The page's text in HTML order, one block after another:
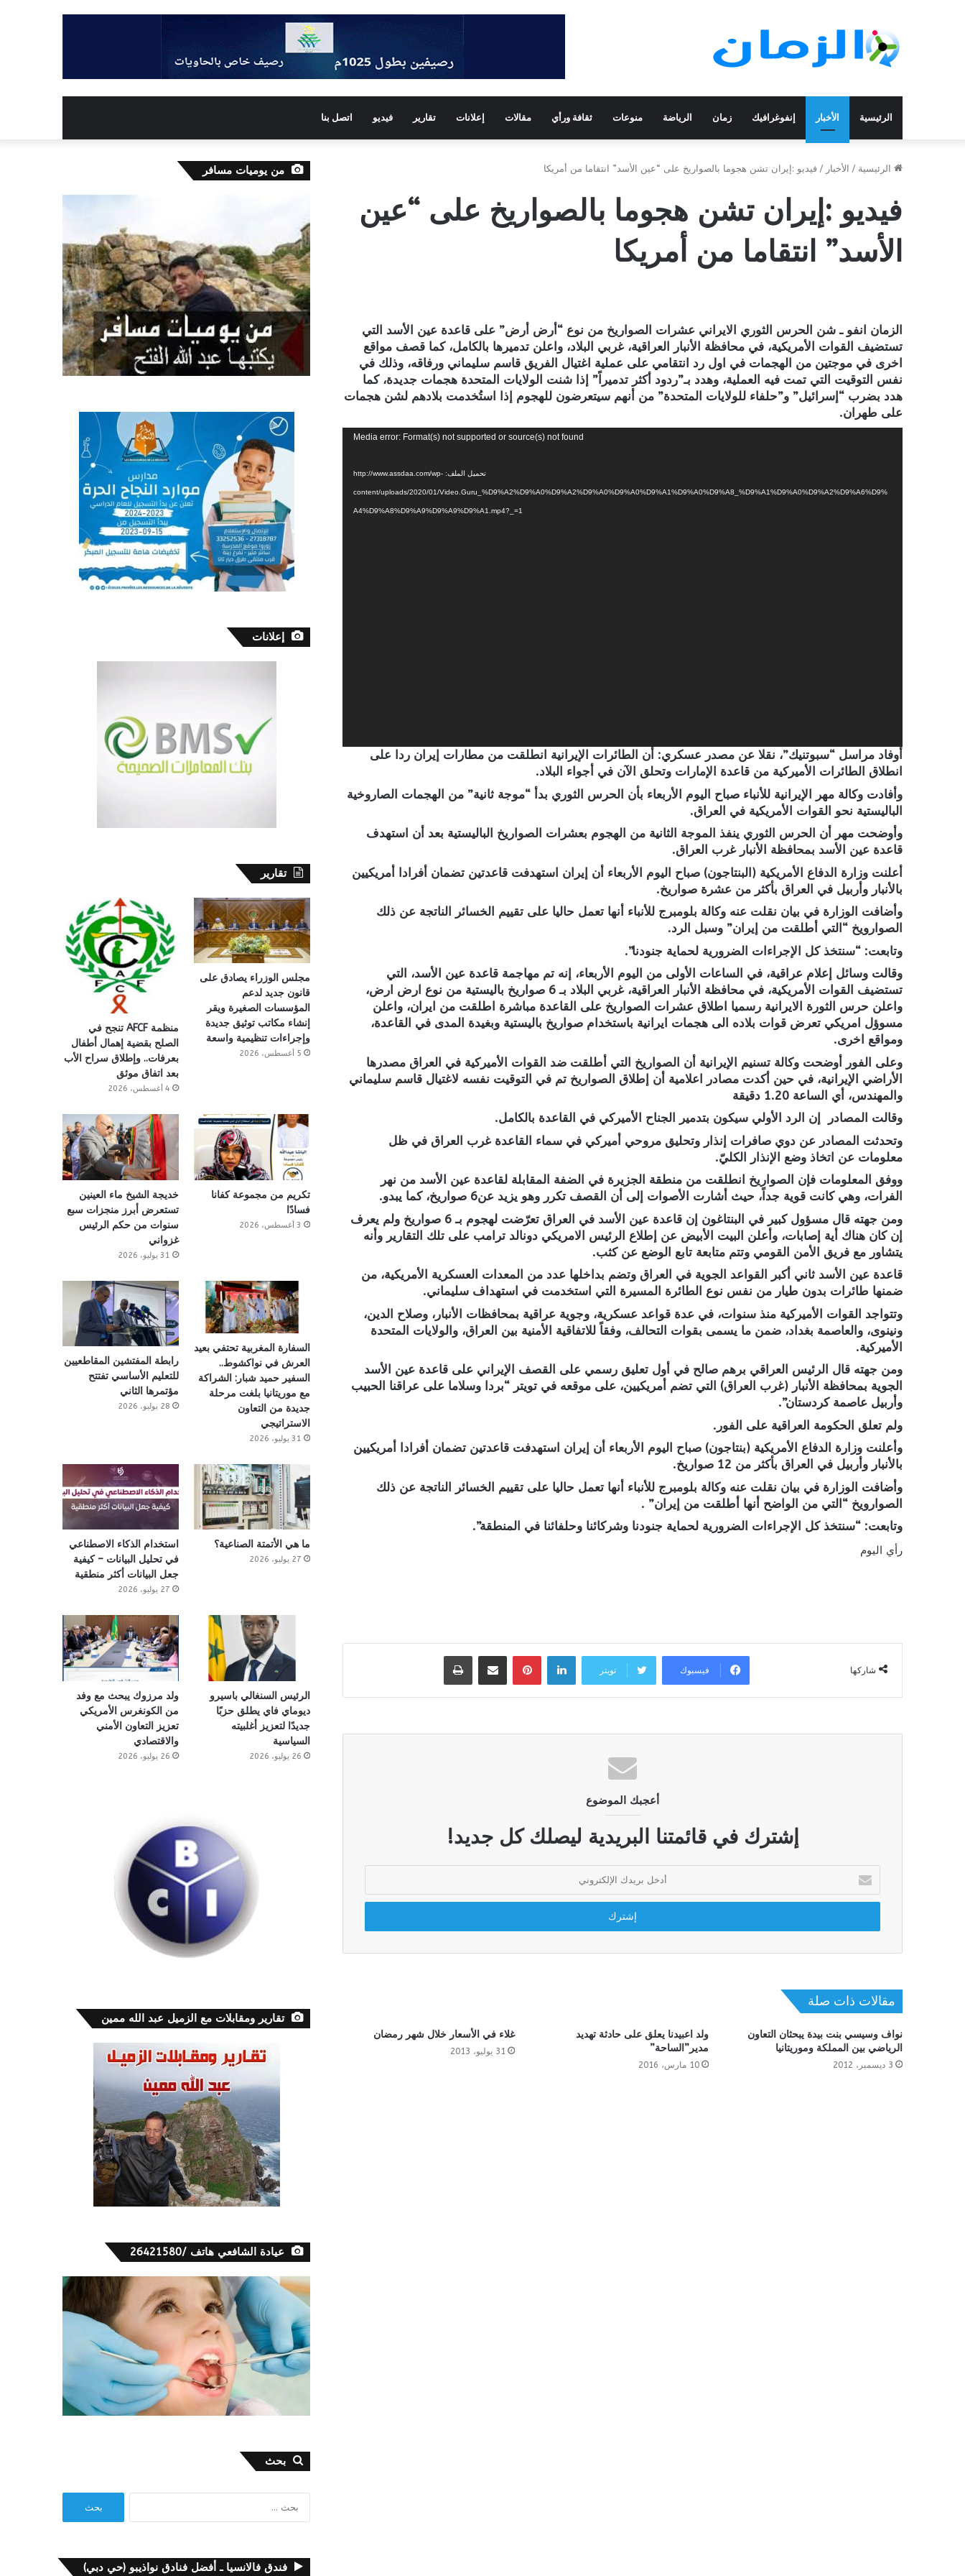
الرئيسية الأخبار إنفوغرافيك زمان الرياضة منوعات ثقافة ورأي مقالات إعلانات تقارير فيديو اتصل بنا
الرئيسية / الأخبار / فيديو :إيران تشن هجوما بالصواريخ على “عين الأسد” انتقاما من أمريكا
فيديو :إيران تشن هجوما بالصواريخ على “عين
الأسد” انتقاما من أمريكا
الزمان انفو ـ شن الحرس الثوري الايراني عشرات الصواريخ من نوع “أرض أرض” على قاعدة عين الأسد التي
تستضيف القوات الأمريكية، في محافظة الأنبار العراقية، غربي البلاد، واعلن تدميرها بالكامل، كما قصف مواقع
اخرى في موجتين من الهجمات في اول رد انتقامي على عملية اغتيال الفريق قاسم سليماني ورفاقه، وذلك في
نفس التوقيت التي تمت فيه العملية، وهدد بـ”ردود أكثر تدميراً” إذا شنت الولايات المتحدة هجمات جديدة، كما
هدد بضرب “إسرائيل” و”حلفاء للولايات المتحدة” من أنهم سيتعرضون للهجوم إذا استُخدمت بلادهم لشن هجمات
على طهران.
Media error: Format(s) not supported or source(s) not found
تحميل الملف: http://www.assdaa.com/wp-
content/uploads/2020/01/Video.Guru_%D9%A2%D9%A0%D9%A2%D9%A0%D9%A0%D9%A1%D9%A0%D9%A8_%D9%A1%D9%A0%D9%A2%D9%A6%D9%
A4%D9%A8%D9%A9%D9%A9%D9%A1.mp4?_=1
أوفاد مراسل “سبوتنيك”، نقلا عن مصدر عسكري: أن ‏الطائرات الإيرانية انطلقت من مطارات إيران ردا على
انطلاق الطائرات الأميركية من قاعدة الإمارات وتحلق الآن في أجواء البلاد.
وأفادت وكالة مهر الإيرانية للأنباء صباح اليوم الأربعاء بأن الحرس الثوري بدأ “موجة ثانية” من الهجمات الصاروخية
الباليستية نحو القوات الأمريكية في العراق.
وأوضحت مهر أن الحرس الثوري ينفذ الموجة الثانية من الهجوم بعشرات الصواريخ الباليستية بعد أن استهدف
قاعدة عين الأسد بمحافظة الأنبار غرب العراق.
أعلنت وزارة الدفاع الأمريكية (البنتاجون) صباح اليوم الأربعاء أن إيران استهدفت قاعدتين تضمان أفرادا أمريكيين
بالأنبار وأربيل في العراق بأكثر من عشرة صواريخ.
وأضافت الوزارة في بيان نقلت عنه وكالة بلومبرج للأنباء أنها تعمل حاليا على تقييم الخسائر الناتجة عن ذلك
الصوارويخ “التي أطلقت من إيران” وسبل الرد.
وتابعت: “سنتخذ كل الإجراءات الضرورية لحماية جنودنا”.
وقالت وسائل إعلام عراقية، في الساعات الأولى من اليوم الأربعاء، إنه تم مهاجمة قاعدة عين الأسد، التي
تستضيف القوات الأمريكية، في محافظة الأنبار العراقية، غربي البلاد بـ 6 صواريخ باليستية من نوع ارض ارض،
واعلن حرس الثورة الايرانية رسميا اطلاق عشرات الصواريخ على القاعدة مباشرة اطلقت من ايران، واعلن
مسوؤل امريكي تعرض قوات بلاده الى هجمات ايرانية باستخدام صواريخ باليستية وبغيدة المدى في القاعدة،
ومواقع اخرى.
وعلى الفور أوضحت وكالة تسنيم الإيرانية أن الصواريخ التي أطلقت ضد القوات الأميركية في العراق مصدرها
الأراضي الإيرانية، في حين أكدت مصادر اعلامية أن إطلاق الصواريخ تم في التوقيت نفسه لاغتيال قاسم سليماني
والمهندس، أي الساعة 1.20 دقيقة
وقالت المصادر إن الرد الأولي سيكون بتدمير الجناح الأميركي في القاعدة بالكامل.
وتحدثت المصادر عن دوي صافرات إنذار وتحليق مروحي أميركي في سماء القاعدة غرب العراق في ظل
معلومات عن اتخاذ وضع الإنذار الكليّ.
ووفق المعلومات فإن الصواريخ انطلقت من منطقة الجزيرة في الضفة المقابلة لقاعدة عين الأسد من نهر
الفرات، وهي كانت قوية جداً، حيث أشارت الأصوات إلى أن القصف تكرر وهو يزيد عن6 صواريخ، كما يبدو.
ومن جهته قال مسؤول كبير في البنتاغون إن قاعدة عين الأسد في العراق تعرّضت لهجوم بـ 6 صواريخ ولم يعرف
إن كان هناك أية إصابات، وأعلن البيت الأبيض عن إطلاع الرئيس الامريكي دونالد ترامب على تلك التقارير وأنه
يتشاور مع فريق الأمن القومي وتتم متابعة تابع الوضع عن كثب.
قاعدة عين الأسد ثاني أكبر القواعد الجوية في العراق وتضم بداخلها عدد من المعدات العسكرية الأمريكية، من
ضمنها طائرات بدون طيار من نفس نوع الطائرة المسيرة التي استخدمت في استهداف سليماني.
وتتواجد القوات الأميركية منذ سنوات، في عدة قواعد عسكرية، وجوية عراقية بمحافظات الأنبار، وصلاح الدين،
ونينوى، والعاصمة بغداد، ضمن ما يسمى بقوات التحالف، وفقاً للاتفاقية الأمنية بين العراق، والولايات المتحدة
الأميركية.
ومن جهته قال الرئيس العراقي برهم صالح في أول تعليق رسمي على القصف الإيراني على قاعدة عين الأسد
الجوية بمحافظة الأنبار (غرب العراق) التي تضم أمريكيين، على موقعه في تويتر “بردا وسلاما على عراقنا الحبيب
وأربيل عاصمة كردستان”.
ولم تعلق الحكومة العراقية على الفور.
وأعلنت وزارة الدفاع الأمريكية (بنتاجون) صباح اليوم الأربعاء أن إيران استهدفت قاعدتين تضمان أفرادا أمريكيين
بالأنبار وأربيل في العراق بأكثر من 12 صواريخ.
وأضافت الوزارة في بيان نقلت عنه وكالة بلومبرج للأنباء أنها تعمل حاليا على تقييم الخسائر الناتجة عن ذلك
الصوارويخ “التي من الواضح أنها أطلقت من إيران” .
وتابعت: “سنتخذ كل الإجراءات الضرورية لحماية جنودنا وشركائنا وحلفائنا في المنطقة”.
رأي اليوم
شاركها فيسبوك تويتر
لينكدإن بينتيريستمشاركة عبر البريد طباعة
أعجبك الموضوع
إشترك في قائمتنا البريدية ليصلك كل جديد!
بريدك
الإلكتروني
مقالات ذات صلة
نواف وسيسي بنت بيدة يبحثان التعاون
الرياضي بين المملكة وموريتانيا
3 ديسمبر، 2012
ولد اعبيدنا يعلق على حادثة تهديد
مدير”الساحة”
10 مارس، 2016
غلاء في الأسعار خلال شهر رمضان
31 يوليو، 2013
من يوميات مسافر
إعلانات
تقارير
مجلس الوزراء يصادق على
قانون جديد لدعم
المؤسسات الصغيرة ويقر
إنشاء مكاتب توثيق جديدة
وإجراءات تنظيمية واسعة
5 أغسطس، 2026
منظمة AFCF تنجح في
الصلح بقضية إهمال أطفال
بعرفات.. وإطلاق سراح الأب
بعد اتفاق موثق
4 أغسطس، 2026
تكريم من مجموعة كفانا
فسادًا
3 أغسطس، 2026
خديجة الشيخ ماء العينين
تستعرض أبرز منجزات سبع
سنوات من حكم الرئيس
غزواني
31 يوليو، 2026
السفارة المغربية تحتفي بعيد
العرش في نواكشوط..
السفير حميد شبار: الشراكة
مع موريتانيا بلغت مرحلة
جديدة من التعاون
الاستراتيجي
31 يوليو، 2026
رابطة المفتشين المقاطعيين
للتعليم الأساسي تفتتح
مؤتمرها الثاني
28 يوليو، 2026
ما هي الأتمتة الصناعية؟
27 يوليو، 2026
استخدام الذكاء الاصطناعي
في تحليل البيانات – كيفية
جعل البيانات أكثر منطقية
27 يوليو، 2026
الرئيس السنغالي باسيرو
ديوماي فاي يطلق حزبًا
جديدًا لتعزيز أغلبيته
السياسية
26 يوليو، 2026
ولد مرزوك يبحث مع وفد
من الكونغرس الأمريكي
تعزيز التعاون الأمني
والاقتصادي
26 يوليو، 2026
تقارير ومقابلات مع الزميل عبد الله ممين
عيادة الشافعي هاتف /26421580
بحث
فندق فالانسيا ـ أفضل فنادق نواذيبو (حي دبي)